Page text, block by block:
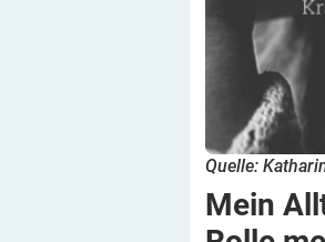
Quelle:
Mein